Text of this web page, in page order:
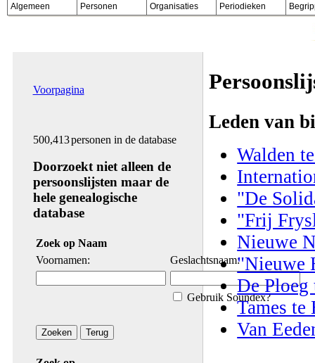
Algemeen Personen Organisaties Periodieken
Voorpagina
500,413personen in de database
Doorzoekt niet alleen de
persoonslijsten maar de
hele genealogische
database
Zoek op Naam
Voornamen:
Geslachtsnaam:
Gebruik Soundex?
Leden van
Walden
"De
"Frij
Nieuwe
"Nieuwe
De
Tames te
Van